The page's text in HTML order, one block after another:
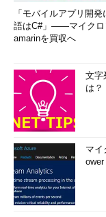
「モバイルアプリ開
語はC#」――マイクロ
amarinを買収へ
文字
は？
マイ